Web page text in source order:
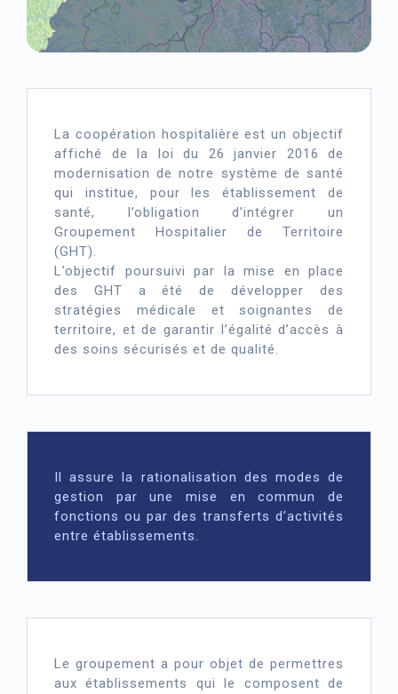
La coopération hospitalière est un objectif
affiché de la loi du 26 janvier 2016 de
modernisation de notre système de santé
qui institue, pour les établissement de
santé, l’obligation d’intégrer un
Groupement Hospitalier de Territoire
(GHT).
L’objectif poursuivi par la mise en place
des GHT a été de développer des
stratégies médicale et soignantes de
territoire, et de garantir l’égalité d’accès à
des soins sécurisés et de qualité.
Il assure la rationalisation des modes de
gestion par une mise en commun de
fonctions ou par des transferts d’activités
entre établissements.
Le groupement a pour objet de permettres
aux établissements qui le composent de